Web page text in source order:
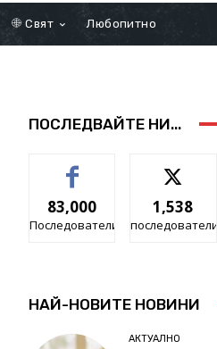
Свят Любопитно
ПОСЛЕДВАЙТЕ НИ...
83,000
Последователи
1,538
последователи
НАЙ-НОВИТЕ НОВИНИ
АКТУАЛНО